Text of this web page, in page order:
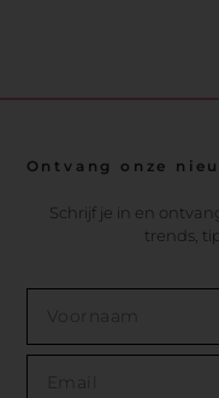
Ontvang onze
Schrijf je in en
trends,